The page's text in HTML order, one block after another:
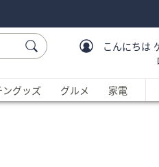
こんにちは
ングッズ
グルメ 家電